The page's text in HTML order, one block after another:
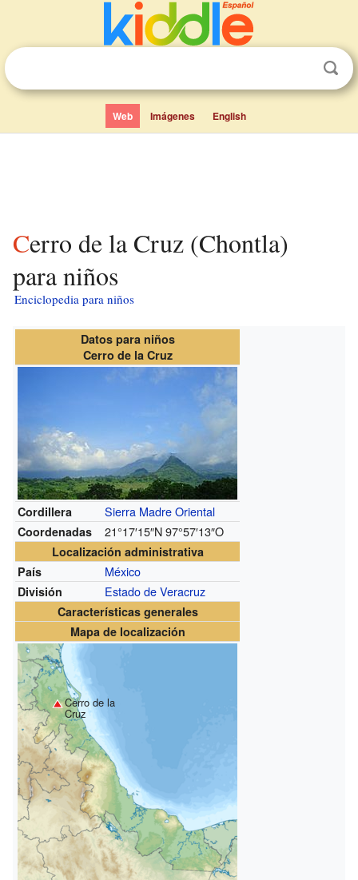
Web Imágenes English
Cerro de la Cruz (Chontla)
para niños
Enciclopedia para niños
Datos para niños
Cerro de la Cruz
Cordillera Sierra Madre Oriental
Coordenadas 21°17′15″N97°57′13″O
Localización administrativa
País
México
División Estado de Veracruz
Características generales
Mapa de localización
Cerro de la
Cruz